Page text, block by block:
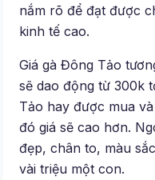
nắm rõ để đạt được
kinh tế cao.
Giá gà Đông Tảo
sẽ dao động từ 300k
Tảo hay được mua
đó giá sẽ cao hơn.
đẹp, chân to, màu
vài triệu một con.